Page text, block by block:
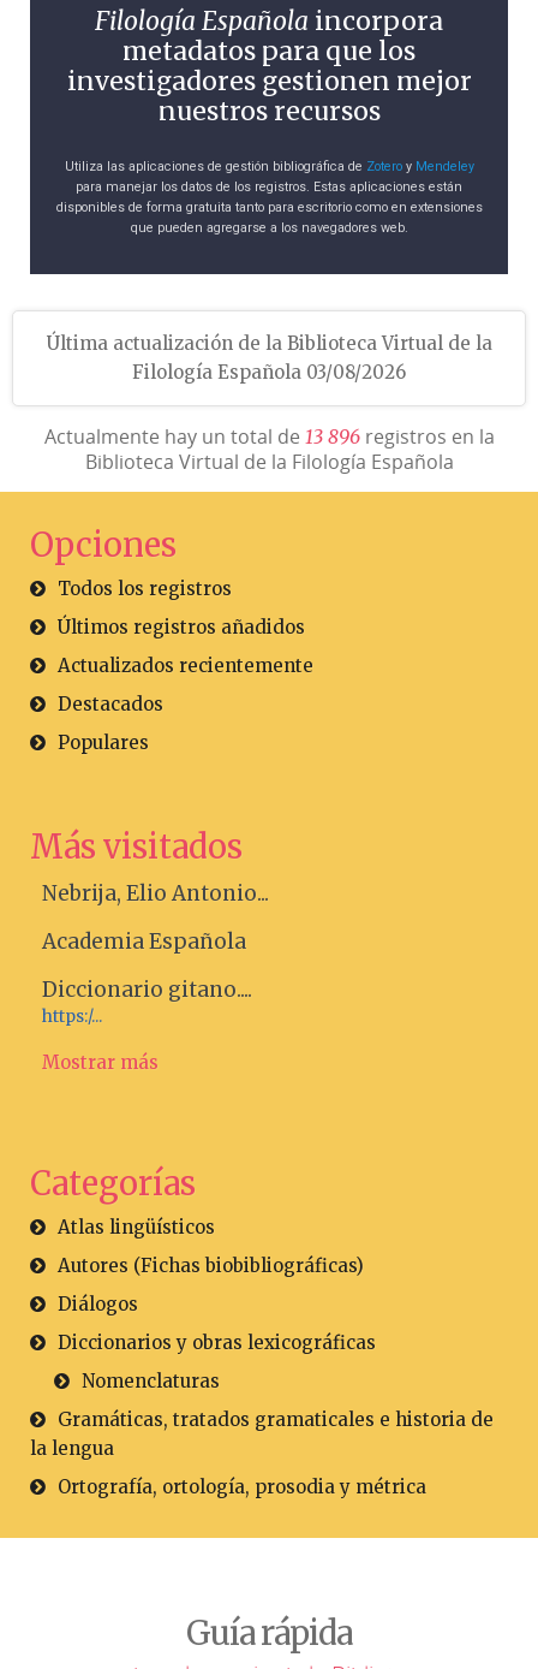
Filología Española incorpora
metadatos para que los
investigadores gestionen mejor
nuestros recursos
Utiliza las aplicaciones de gestión bibliográfica de Zoteroy Mendeley
para manejar los datos de los registros. Estas aplicaciones están
disponibles de forma gratuita tanto para escritorio como en extensiones
que pueden agregarse a los navegadores web.
Última actualización de la Biblioteca Virtual de la
Filología Española 03/08/2026
Actualmente hay un total de 13 896registros en la
Biblioteca Virtual de la Filología Española
Opciones
Todos los registros
Últimos registros añadidos
Actualizados recientemente
Destacados
Populares
Más visitados
Nebrija, Elio Antonio...
Academia Española
Diccionario gitano....
https:/...
Mostrar más
Categorías
Atlas lingüísticos
Autores (Fichas biobibliográficas)
Diálogos
Diccionarios y obras lexicográficas
Nomenclaturas
Gramáticas, tratados gramaticales e historia de
la lengua
Ortografía, ortología, prosodia y métrica
Guía rápida